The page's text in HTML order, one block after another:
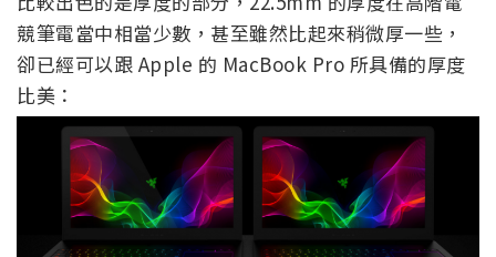
競筆電當中相當少數，甚至雖然比起來稍微厚一些，
卻已經可以跟 Apple 的 MacBook Pro 所具備的厚度
比美：